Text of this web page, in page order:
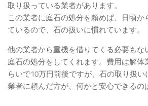
取り扱っている業者があります。
この業者に庭石の処分を頼めば、日頃か
ているので、石の扱いに慣れています。
他の業者から重機を借りてくる必要もな
庭石の処分をしてくれます。費用は解体
らいで10万円前後ですが、石の取り扱
業者に頼んだ方が、何かと安心できるの